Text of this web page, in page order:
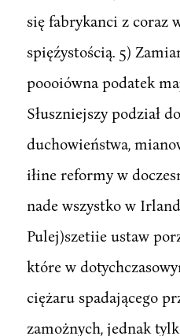
się fabrykanci z coraz
spięźystością. 5)
poooiówna podatek
Słuszniejszy podział
duchowieństwa,
iłine reformy w
nade wszystko w
Pulej)szetiie ustaw
które w
ciężaru spadającego
zamożnych, jednak